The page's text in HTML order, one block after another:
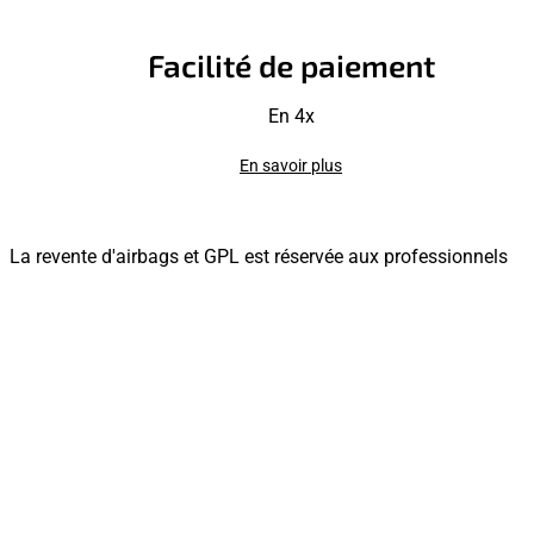
Facilité de paiement
En 4x
En savoir plus
La revente d'airbags et GPL est réservée aux professionnels